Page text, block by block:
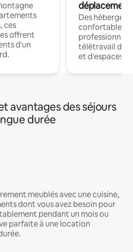
ces
offrent
d'un
déplacement
Des
confortables
professionnels
télétravail
et d'espaces
avantages des séjours
durée
meublés avec une cuisine,
dont vous avez besoin pour
pendant un mois ou
parfaite à une location